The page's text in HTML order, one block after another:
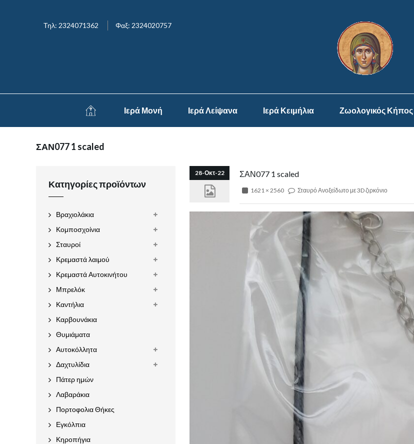
Τηλ: 2324071362 Φαξ: 2324020757
Ιερά Μονή Ιερά Λείψανα Ιερά Κειμήλια Ζωολογικός Κήπος
ΣΑΝ077 1 scaled
28-Οκτ-22 ΣΑΝ077 1 scaled
1621 × 2560 Σταυρό Ανοξείδωτο με 3D ζιρκόνιο
Κατηγορίες προϊόντων
Βραχιολάκια
Κομποσχοίνια
Σταυροί
Κρεμαστά λαιμού
Κρεμαστά Αυτοκινήτου
Μπρελόκ
Καντήλια
Καρβουνάκια
Θυμιάματα
Αυτοκόλλητα
Δαχτυλίδια
Πάτερ ημών
Λαβαράκια
Πορτοφολια Θήκες
Εγκόλπια
Κηροπήγια